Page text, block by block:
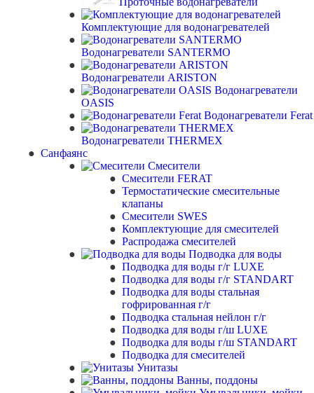
Комплектующие для водонагревателей
Водонагреватели SANTERMO
Водонагреватели ARISTON
Водонагреватели
OASIS
Водонагреватели Ferat
Водонагреватели THERMEX
Санфаянс
Смесители
Смесители FERAT
Термостатические смесительные
клапаны
Смесители SWES
Комплектующие для смесителей
Распродажа смесителей
Подводка для воды
Подводка для воды г/г LUXE
Подводка для воды г/г STANDART
Подводка для воды стальная
гофрированная г/г
Подводка стальная нейлон г/г
Подводка для воды г/ш LUXE
Подводка для воды г/ш STANDART
Подводка для смесителей
Унитазы
Ванны, поддоны